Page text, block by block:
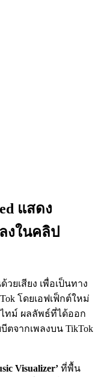
แสดง
งในคลิป
วยเสียง เพื่อเป็นทาง
โดยเอฟเฟ็กต์ใหม่
ทม์ ผลลัพธ์ที่ได้ออก
จากเพลงบน TikTok
Visualizer’ ที่พื้น